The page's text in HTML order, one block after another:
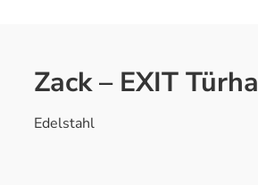
Zack – EXIT
Edelstahl